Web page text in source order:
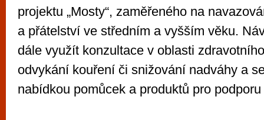
projektu „Mosty“, zaměřeného na
a přátelství ve středním a vyšším věku.
dále využít konzultace v oblasti
odvykání kouření či snižování nadváhy a
nabídkou pomůcek a produktů pro